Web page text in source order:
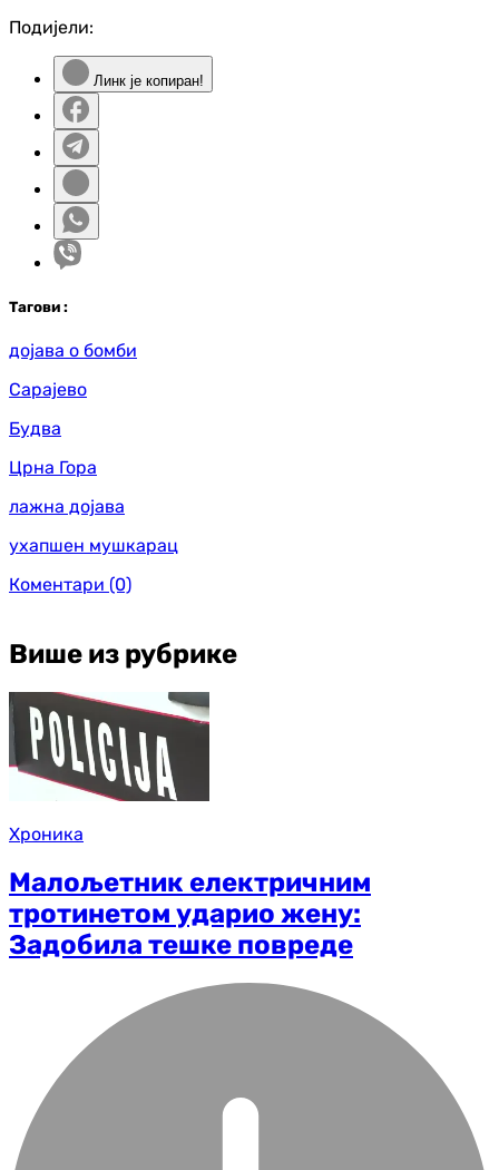
Подијели:
Линк је копиран!
Тагови :
дојава о бомби
Сарајево
Будва
Црна Гора
лажна дојава
ухапшен мушкарац
Коментари (0)
Више из рубрике
Хроника
Малољетник електричним
тротинетом ударио жену:
Задобила тешке повреде